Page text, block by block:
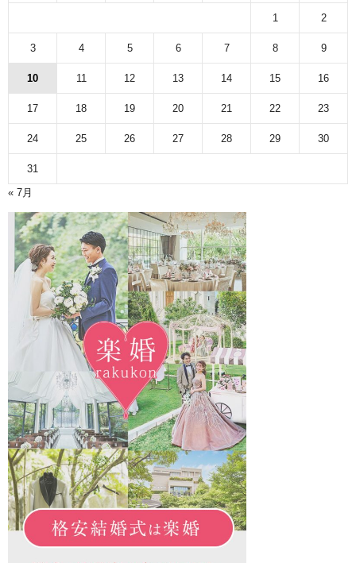
1 2
3 4 5 6 7 8 9
10 11 12 13 14 15 16
17 18 19 20 21 22 23
24 25 26 27 28 29 30
31
« 7月